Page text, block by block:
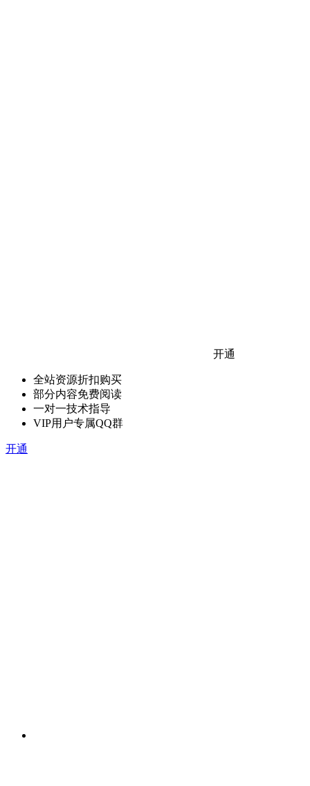
开通
全站资源折扣购买
部分内容免费阅读
一对一技术指导
VIP用户专属QQ群
开通